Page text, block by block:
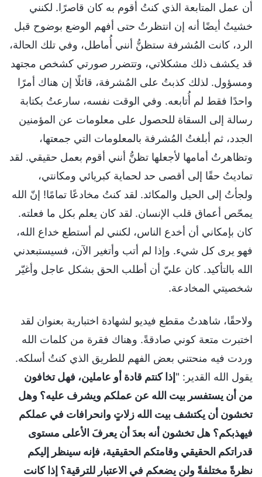
أن عمل المتابعة الذي كنتُ أقوم به كان قاصرًا. لكنني
خشيتُ أيضًا أنه إن انتظرتُ حتى أفهم الوضع بوضوح قبل
الرد، كانت المُشرفة ستظنُّ أنني أُماطل، وفي تلك الحالة،
قد يكشف ذلك مشكلاتي، وتتضرر صورتي كشخص مجتهد
ومسؤول. لذلك كذبتُ على المُشرفة، قائلًا إن هناك أمرًا
واحدًا فقط لم أُتابعه. وفي الوقت نفسه، سارعتُ بكتابة
رسالة إلى السقاة للحصول على معلومات عن المؤمنين
الجدد، ثم أبلغتُ المُشرفة بالمعلومات التي جمعتها،
وتظاهرتُ أمامها لأجعلها تظنُّ أنني أقوم بعمل حقيقي. لقد
تماديتُ حقًا إلى أقصى حد لحماية كبريائي ومكانتي،
ولجأتُ إلى الحيل والمكائد. لقد كنتُ مخادعًا تمامًا! إنّ الله
يمحّص أعماق قلب الإنسان. لقد كان يعلم بكل ما فعلته.
كان بإمكاني أن أخدع الناس، لكنني لم أستطع خداع الله،
فهو يرى كل شيء. وإذا لم أتب وأتغير الآن، فسيستبعدني
الله بالتأكيد. كان عليّ أن أطلب الحق بشكل عاجل وأغيّر
شخصيتي المخادعة.
ولاحقًا، شاهدتُ مقطع فيديو لشهادة اختبارية بعنوان لقد
اختبرت متعة كوني صادقةً. وهناك فقرة من كلمات الله
وردت فيه منحتني بعض الفهم للطريق الذي كنتُ أسلكه.
يقول الله القدير: "إذا كنتم قادة أو عاملين، فهل تخافون
من أن يستفسر بيت الله عن عملكم ويشرف عليه؟ وهل
تخشون أن يكتشف بيت الله زلاتٍ وانحرافات في عملكم
فيهذبكم؟ هل تخشون أنه بعدَ أن يعرفَ الأعلى مستوى
قدراتكم الحقيقي وقامتكم الحقيقية، فإنه سينظر إليكم
نظرةً مختلفةً ولن يضعكم في الاعتبار للترقية؟ إذا كانت